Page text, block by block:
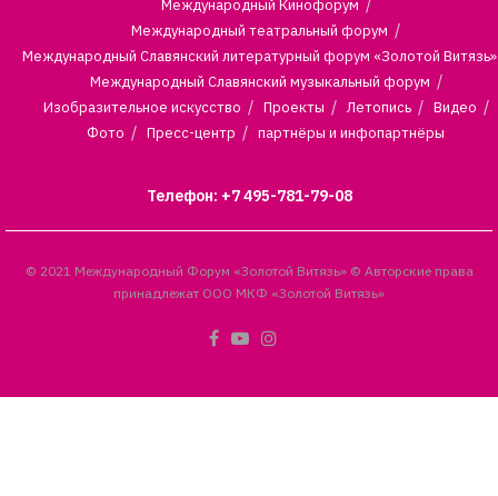
Международный Кинофорум
Международный театральный форум
Международный Славянский литературный форум «Золотой Витязь»
Международный Славянский музыкальный форум
Изобразительное искусство
Проекты Летопись
Видео
Фото
Пресс-центр партнёры и инфопартнёры
Телефон: +7 495-781-79-08
© 2021 Международный Форум «Золотой Витязь» © Авторские права
принадлежат ООО МКФ «Золотой Витязь»